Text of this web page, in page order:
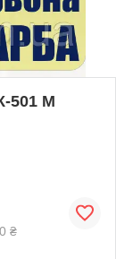
501 М
₴